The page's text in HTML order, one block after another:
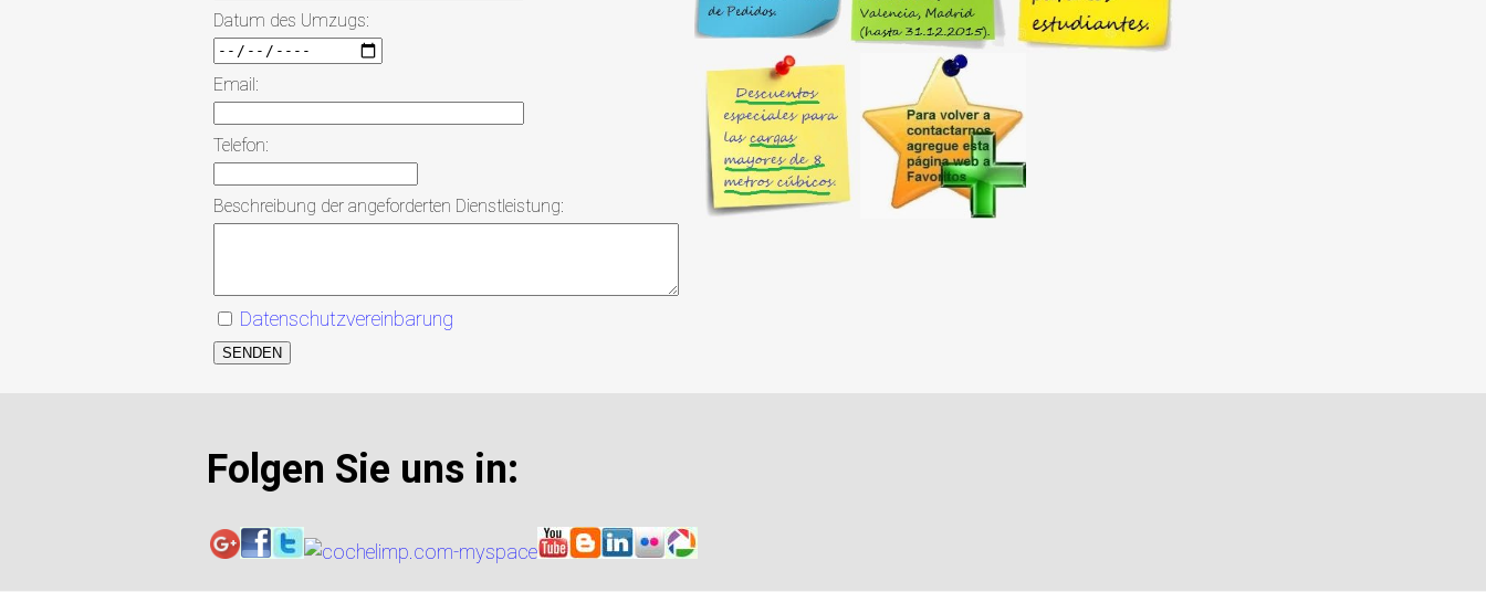
Datum des Umzugs:
Email:
Telefon:
Beschreibung der angeforderten Dienstleistung:
Datenschutzvereinbarung
SENDEN
Folgen Sie uns in: